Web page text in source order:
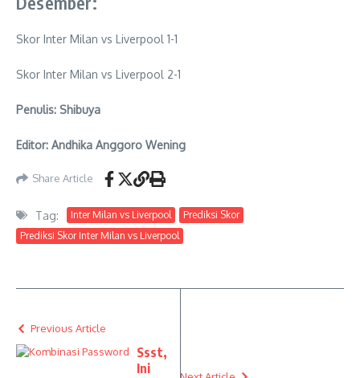
Skor Inter Milan vs Liverpool 1-1
Skor Inter Milan vs Liverpool 2-1
Penulis: Shibuya
Editor: Andhika Anggoro Wening
Share Article
Tag: Inter Milan vs Liverpool
Prediksi Skor
Prediksi Skor Inter Milan vs Liverpool
Previous Article
Ssst,
Ini